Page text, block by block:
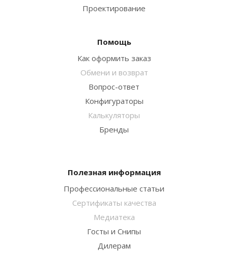
Проектирование
Помощь
Как оформить заказ
Обмени и возврат
Вопрос-ответ
Конфигураторы
Калькуляторы
Бренды
Полезная информация
Профессиональные статьи
Сертификаты качества
Медиатека
Госты и Снипы
Дилерам